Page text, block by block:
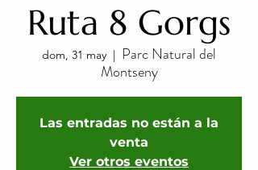
Ruta 8 Gorgs
dom, 31 may
  |
Parc Natural del
Montseny
Las entradas no están a la
venta
Ver otros eventos